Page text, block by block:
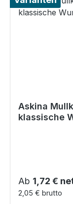
Askina
klassische
Regulärer
Ab 1,72 €
2,05 € brutto